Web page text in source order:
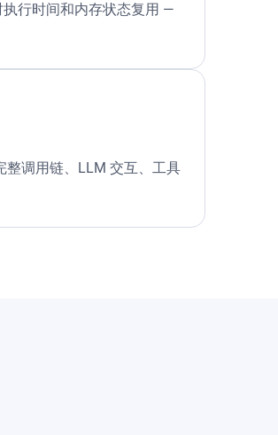
行时间和内存状态复用 —
调用链、LLM 交互、工具